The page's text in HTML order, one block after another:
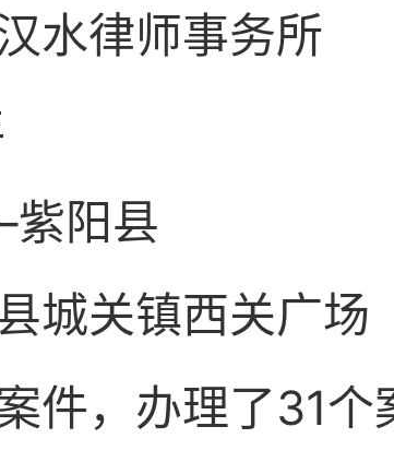
水律师事务所
紫阳县
城关镇西关广场
件，办理了31个